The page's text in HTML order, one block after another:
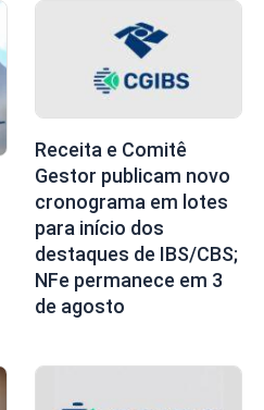
Receita e Comitê
Gestor publicam novo
cronograma em lotes
para início dos
destaques de IBS/CBS;
NFe permanece em 3
de agosto